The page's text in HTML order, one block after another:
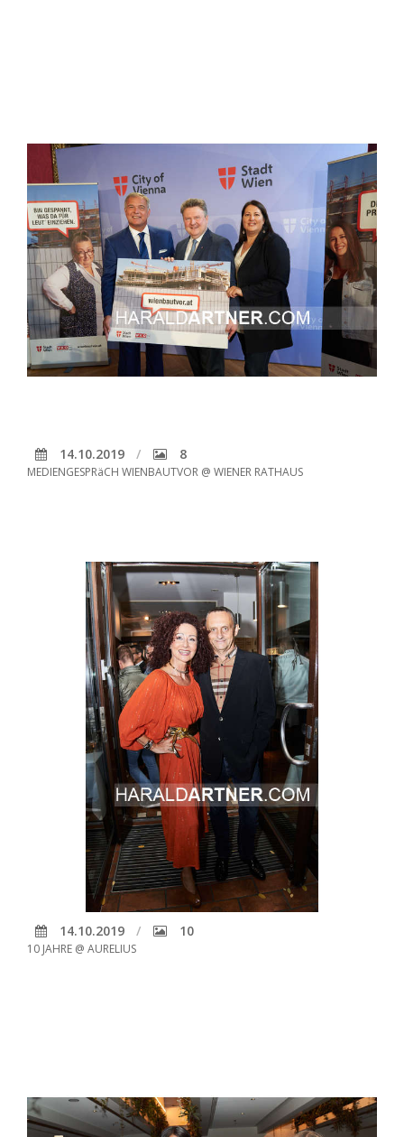
14.10.2019 8
MEDIENGESPRäCH WIENBAUTVOR @ WIENER RATHAUS
14.10.2019 10
10 JAHRE @ AURELIUS